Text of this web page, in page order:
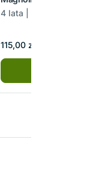
4 lata | C5 | 100-120 cm
115,00 zł